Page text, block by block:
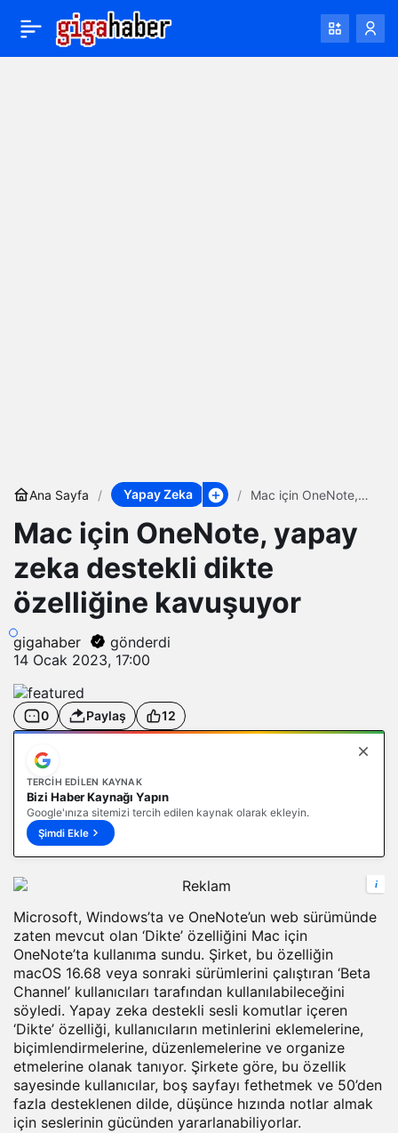
Ana Sayfa Yapay Zeka
Mac için OneNote,
dikte özelliğine
kavuşuyor
Mac için OneNote, yapay
zeka destekli dikte
özelliğine kavuşuyor
gigahaber
gönderdi
14 Ocak 2023, 17:00
0 Paylaş 12
TERCIH EDILEN KAYNAK
Bizi Haber Kaynağı Yapın
Google'ınıza sitemizi tercih edilen kaynak olarak ekleyin.
Şimdi Ekle
i
Microsoft, Windows’ta ve OneNote’un web sürümünde
zaten mevcut olan ‘Dikte’ özelliğini Mac için
OneNote’ta kullanıma sundu. Şirket, bu özelliğin
macOS 16.68 veya sonraki sürümlerini çalıştıran ‘Beta
Channel’ kullanıcıları tarafından kullanılabileceğini
söyledi. Yapay zeka destekli sesli komutlar içeren
‘Dikte’ özelliği, kullanıcıların metinlerini eklemelerine,
biçimlendirmelerine, düzenlemelerine ve organize
etmelerine olanak tanıyor. Şirkete göre, bu özellik
sayesinde kullanıcılar, boş sayfayı fethetmek ve 50’den
fazla desteklenen dilde, düşünce hızında notlar almak
için seslerinin gücünden yararlanabiliyorlar.